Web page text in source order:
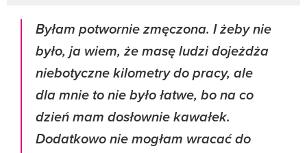
Byłam potwornie zmęczona. I żeby nie
było, ja wiem, że masę ludzi dojeżdża
niebotyczne kilometry do pracy, ale
dla mnie to nie było łatwe, bo na co
dzień mam dosłownie kawałek.
Dodatkowo nie mogłam wracać do